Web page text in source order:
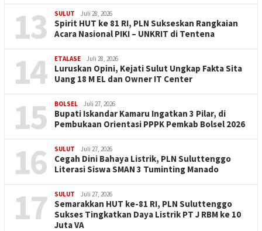
13 SULUT Juli 28, 2026
Spirit HUT ke 81 RI, PLN Sukseskan Rangkaian
Acara Nasional PIKI – UNKRIT di Tentena
14 ETALASE Juli 28, 2026
Luruskan Opini, Kejati Sulut Ungkap Fakta Sita
Uang 18 M EL dan Owner IT Center
15 BOLSEL Juli 27, 2026
Bupati Iskandar Kamaru Ingatkan 3 Pilar, di
Pembukaan Orientasi PPPK Pemkab Bolsel 2026
16 SULUT Juli 27, 2026
Cegah Dini Bahaya Listrik, PLN Suluttenggo
Literasi Siswa SMAN 3 Tuminting Manado
17 SULUT Juli 27, 2026
Semarakkan HUT ke-81 RI, PLN Suluttenggo
Sukses Tingkatkan Daya Listrik PT J RBM ke 10
Juta VA